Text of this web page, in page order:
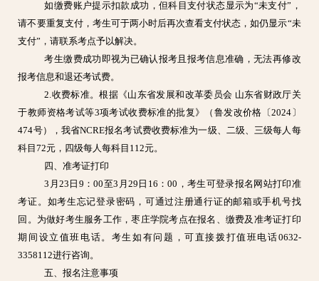
如缴费账户提示扣款成功，但科目支付状态显示为“未支付”，
请不要重复支付，考生可于两小时后再次查看支付状态，如仍显示“未
支付”，请联系考点予以解决。
考生缴费成功即视为已确认报考且报考信息准确，无法再修改
报考信息和退还考试费。
2.收费标准。根据《山东省发展和改革委员会 山东省财政厅关
于教师资格考试等3项考试收费标准的批复》（鲁发改价格〔2024〕
474号），我省NCRE报名考试费收费标准为一级、二级、三级每人每
科目72元，四级每人每科目112元。
四、准考证打印
3月23 日9：00至3月29 日1 6 ：00，考生可登录报名网站打印准
考证。如考生忘记登录密码，可通过注册通行证的邮箱或手机号找
回。为做好考生服务工作，枣庄学院考点在报名、缴费及准考证打印
期间设立值班电话。考生如有问题，可直接拨打值班电话0632-
3358112进行咨询。
五、报名注意事项